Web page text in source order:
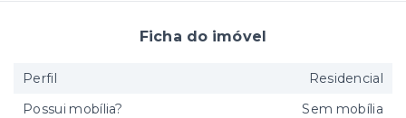
Ficha do imóvel
Perfil
Residencial
Possui mobília?
Sem mobília